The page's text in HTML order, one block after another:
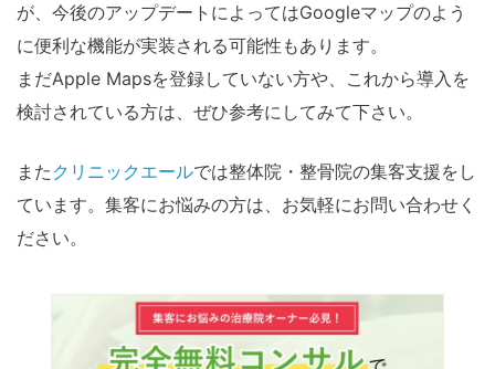
が、今後のアップデートによってはGoogleマップのよう
に便利な機能が実装される可能性もあります。
まだApple Mapsを登録していない方や、これから導入を
検討されている方は、ぜひ参考にしてみて下さい。
また クリニックエールでは整体院・整骨院の集客支援をし
ています。集客にお悩みの方は、お気軽にお問い合わせく
ださい。